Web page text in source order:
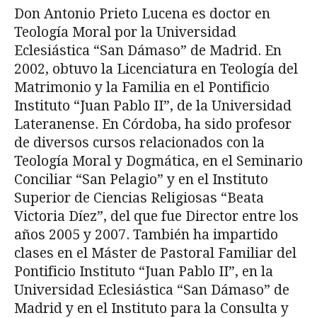
Don Antonio Prieto Lucena es doctor en
Teología Moral por la Universidad
Eclesiástica “San Dámaso” de Madrid. En
2002, obtuvo la Licenciatura en Teología del
Matrimonio y la Familia en el Pontificio
Instituto “Juan Pablo II”, de la Universidad
Lateranense. En Córdoba, ha sido profesor
de diversos cursos relacionados con la
Teología Moral y Dogmática, en el Seminario
Conciliar “San Pelagio” y en el Instituto
Superior de Ciencias Religiosas “Beata
Victoria Díez”, del que fue Director entre los
años 2005 y 2007. También ha impartido
clases en el Máster de Pastoral Familiar del
Pontificio Instituto “Juan Pablo II”, en la
Universidad Eclesiástica “San Dámaso” de
Madrid y en el Instituto para la Consulta y